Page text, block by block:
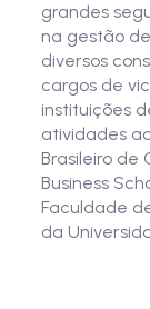
grandes
na gestão
diversos
cargos de
instituições
atividades
Brasileiro de
Business
Faculdade
da